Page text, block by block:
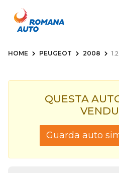
HOME PEUGEOT 2008
QUESTA
Guarda auto